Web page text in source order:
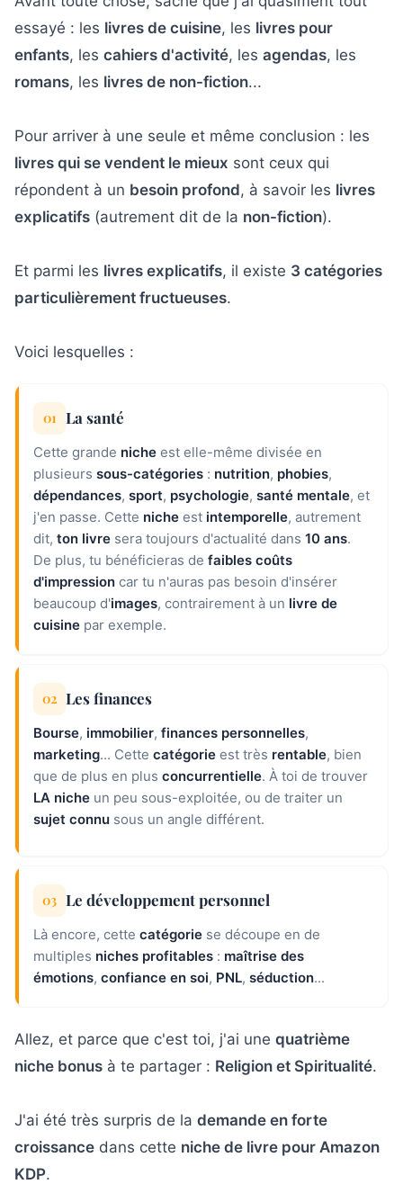
essayé : les livres de cuisine, les livres pour
enfants, les cahiers d'activité, les agendas, les
romans, les livres de non-fiction...
Pour arriver à une seule et même conclusion : les
livres qui se vendent le mieux sont ceux qui
répondent à un besoin profond, à savoir les livres
explicatifs (autrement dit de la non-fiction).
Et parmi les livres explicatifs, il existe 3 catégories
particulièrement fructueuses.
Voici lesquelles :
01 La santé
Cette grande niche est elle-même divisée en
plusieurs sous-catégories : nutrition, phobies,
dépendances, sport, psychologie, santé mentale, et
j'en passe. Cette niche est intemporelle, autrement
dit, ton livre sera toujours d'actualité dans 10 ans.
De plus, tu bénéficieras de faibles coûts
d'impression car tu n'auras pas besoin d'insérer
beaucoup d'images, contrairement à un livre de
cuisine par exemple.
02 Les finances
Bourse, immobilier, finances personnelles,
marketing... Cette catégorie est très rentable, bien
que de plus en plus concurrentielle. À toi de trouver
LA niche un peu sous-exploitée, ou de traiter un
sujet connu sous un angle différent.
03 Le développement personnel
Là encore, cette catégorie se découpe en de
multiples niches profitables : maîtrise des
émotions, confiance en soi, PNL, séduction...
Allez, et parce que c'est toi, j'ai une quatrième
niche bonus à te partager : Religion et Spiritualité.
J'ai été très surpris de la demande en forte
croissance dans cette niche de livre pour Amazon
KDP.